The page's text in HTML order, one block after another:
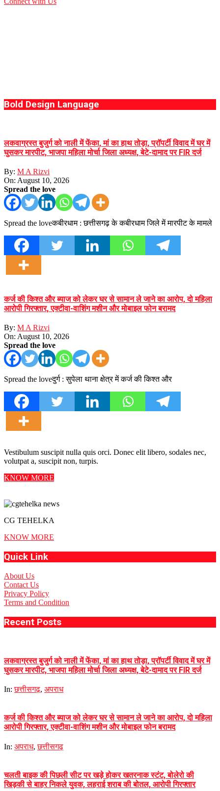
Bold Design Language
लकवाग्रस्त बुजुर्ग को नाली में फेंका, मां का हाथ तोड़ा, प्रॉपर्टी विवाद में घर में
घुसकर मारपीट, भाजपा महिला मोर्चा जिला अध्यक्ष, बेटे-दामाद पर FIR दर्ज
By: M A Rizvi
On: August 10, 2026
Spread the love
Spread the loveकबीरधाम : छत्तीसगढ़ के कबीरधाम जिले में मारपीट के मामले
कर्ज की किश्त और ब्याज को लेकर घर से सामान ले जाने का आरोप, दो महिला
आरोपी गिरफ्तार, एक्टीवा-वाशिंग मशीन और मोबाइल फोन बरामद
By: M A Rizvi
On: August 10, 2026
Spread the love
Spread the loveदुर्ग : सुपेला थाना क्षेत्र में कर्ज की किश्त और
Vestibulum suscipit nulla quis orci. Donec elit libero, sodales nec,
volutpat a, suscipit non, turpis.
KNOW MORE
CG TEHELKA
KNOW MORE
Quick Link
About Us
Contact Us
Privacy Policy
Terms and Condition
Recent Posts
लकवाग्रस्त बुजुर्ग को नाली में फेंका, मां का हाथ तोड़ा, प्रॉपर्टी विवाद में घर में
घुसकर मारपीट, भाजपा महिला मोर्चा जिला अध्यक्ष, बेटे-दामाद पर FIR दर्ज
In: छत्तीसगढ़, अपराध
कर्ज की किश्त और ब्याज को लेकर घर से सामान ले जाने का आरोप, दो महिला
आरोपी गिरफ्तार, एक्टीवा-वाशिंग मशीन और मोबाइल फोन बरामद
In: अपराध,छत्तीसगढ़
चलती बाइक की पिछली सीट पर खड़े होकर खतरनाक स्टंट, बोलेरो की
खिड़की से बाहर निकले युवक, लहराई शराब की बोतल, आरोपी गिरफ्तार